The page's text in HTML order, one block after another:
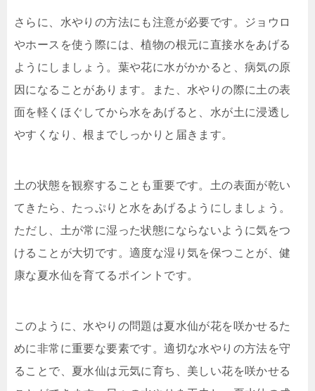
さらに、水やりの方法にも注意が必要です。ジョウロ
やホースを使う際には、植物の根元に直接水をあげる
ようにしましょう。葉や花に水がかかると、病気の原
因になることがあります。また、水やりの際に土の表
面を軽くほぐしてから水をあげると、水が土に浸透し
やすくなり、根までしっかりと届きます。
土の状態を観察することも重要です。土の表面が乾い
てきたら、たっぷりと水をあげるようにしましょう。
ただし、土が常に湿った状態にならないように気をつ
けることが大切です。適度な湿り気を保つことが、健
康な夏水仙を育てるポイントです。
このように、水やりの問題は夏水仙が花を咲かせるた
めに非常に重要な要素です。適切な水やりの方法を守
ることで、夏水仙は元気に育ち、美しい花を咲かせる